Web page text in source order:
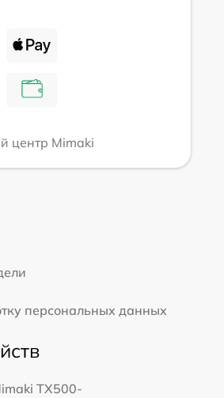
центр Mimaki
персональных данных
TX500-